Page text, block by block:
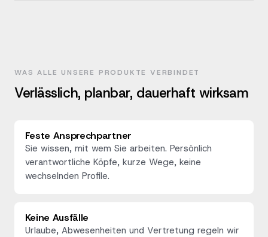
WAS ALLE UNSERE PRODUKTE VERBINDET
Verlässlich, planbar, dauerhaft wirksam
Feste Ansprechpartner
Sie wissen, mit wem Sie arbeiten. Persönlich
verantwortliche Köpfe, kurze Wege, keine
wechselnden Profile.
Keine Ausfälle
Urlaube, Abwesenheiten und Vertretung regeln wir